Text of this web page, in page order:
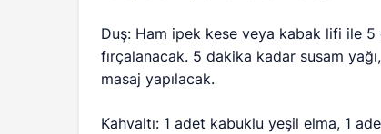
Duş: Ham ipek kese veya kabak lifi ile
fırçalanacak. 5 dakika kadar susam
masaj yapılacak.
Kahvaltı: 1 adet kabuklu yeşil elma, 1